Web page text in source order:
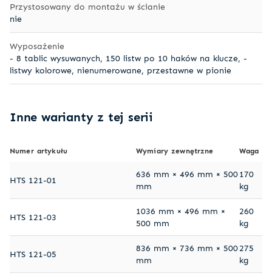
Przystosowany do montażu w ścianie
nie
Wyposażenie
- 8 tablic wysuwanych, 150 listw po 10 haków na klucze, -
listwy kolorowe, nienumerowane, przestawne w pionie
Inne warianty z tej serii
Numer artykułu Wymiary zewnętrzne Waga
HTS 121-01
636 mm × 496 mm × 500
mm
170
kg
HTS 121-03
1036 mm × 496 mm ×
500 mm
260
kg
HTS 121-05
836 mm × 736 mm × 500
mm
275
kg